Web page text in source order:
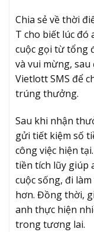
Chia sẻ về thời
T cho biết lúc đó
cuộc gọi từ tổng
và vui mừng,
Vietlott SMS để
trúng thưởng.
Sau khi nhận
gửi tiết kiệm số
công việc hiện
tiền tích lũy giúp
cuộc sống, đi
hơn. Đồng thời,
anh thực hiện
trong tương lai.